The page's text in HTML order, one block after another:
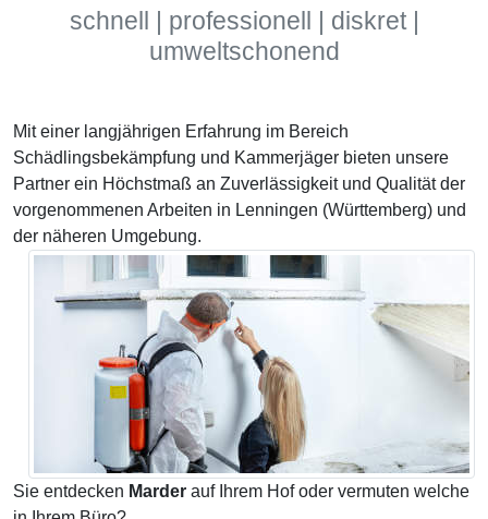
schnell | professionell | diskret |
umweltschonend
Mit einer langjährigen Erfahrung im Bereich
Schädlingsbekämpfung und Kammerjäger bieten unsere
Partner ein Höchstmaß an Zuverlässigkeit und Qualität der
vorgenommenen Arbeiten in Lenningen (Württemberg) und
der näheren Umgebung.
Sie entdecken Marder auf Ihrem Hof oder vermuten welche